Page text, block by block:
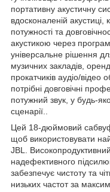
портативну акустичну
вдосконаленій
потужності та
акустикою через
універсальне рішення
музичних закладів,
прокатчиків аудіо/
потрібні довговічні
потужний звук, у будь-
сценарії..
Цей 18-дюймовий
щоб використовувати
JBL.
надефективного
забезпечує чистоту та
низьких частот за